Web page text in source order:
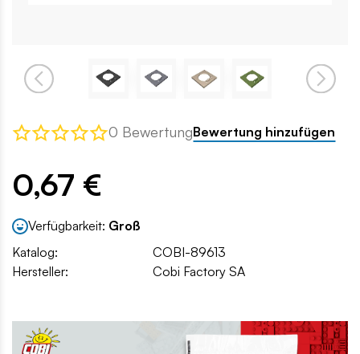
0 BewertungBewertung hinzufügen
0,67 €
Verfügbarkeit: Groß
Katalog:
COBI-89613
Hersteller:
Cobi Factory SA